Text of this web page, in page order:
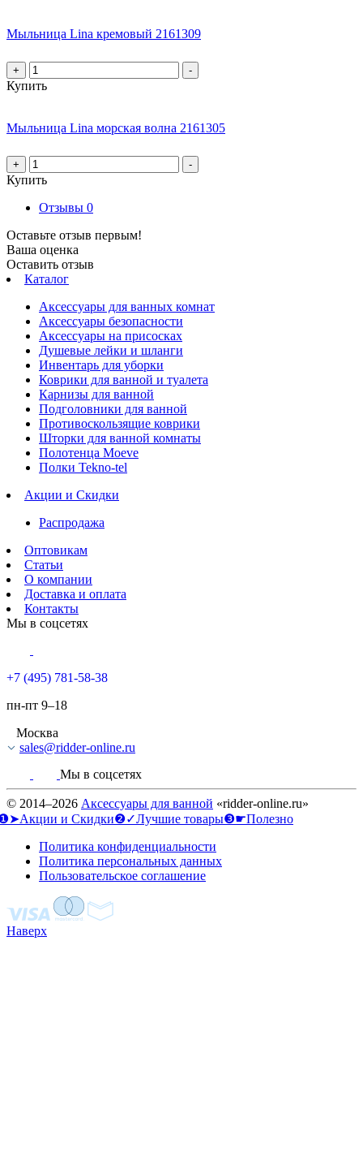
Мыльница Lina кремовый 2161309
+ -
Купить
Мыльница Lina морская волна 2161305
+ -
Купить
Отзывы 0
Оставьте отзыв первым!
Ваша оценка
Оставить отзыв
Каталог
Аксессуары для ванных комнат
Аксессуары безопасности
Аксессуары на присосках
Душевые лейки и шланги
Инвентарь для уборки
Коврики для ванной и туалета
Карнизы для ванной
Подголовники для ванной
Противоскользящие коврики
Шторки для ванной комнаты
Полотенца Moeve
Полки Tekno-tel
Акции и Скидки
Распродажа
Оптовикам
Статьи
О компании
Доставка и оплата
Контакты
Мы в соцсетях
+7 (495) 781-58-38
пн-пт 9–18
Москва
sales@ridder-online.ru
Мы в соцсетях
© 2014–2026 Аксессуары для ванной «ridder-online.ru»
и Скидки❷✓Лучшие товары❸☛Полезно
Политика конфиденциальности
Политика персональных данных
Пользовательское соглашение
Наверх